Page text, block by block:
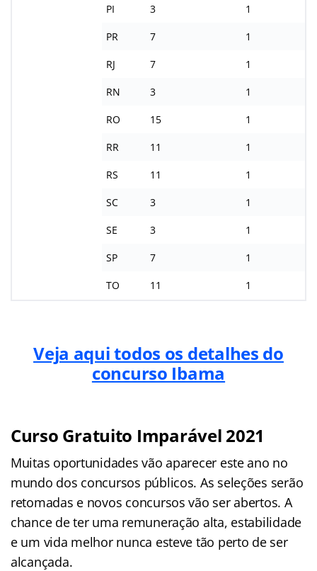
PI 3 1
PR 7 1
RJ 7 1
RN 3 1
RO 15 1
RR 11 1
RS 11 1
SC 3 1
SE 3 1
SP 7 1
TO 11 1
Veja aqui todos os detalhes do
concurso Ibama
Curso Gratuito Imparável 2021
Muitas oportunidades vão aparecer este ano no
mundo dos concursos públicos. As seleções serão
retomadas e novos concursos vão ser abertos. A
chance de ter uma remuneração alta, estabilidade
e um vida melhor nunca esteve tão perto de ser
alcançada.